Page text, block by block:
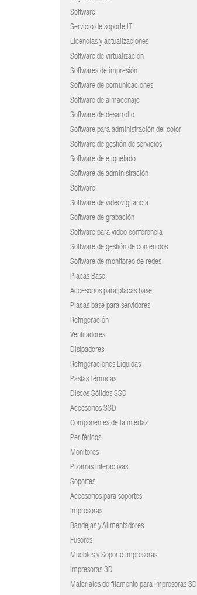
Software
Servicio de soporte IT
Licencias y actualizaciones
Software de virtualizacion
Softwares de impresión
Software de comunicaciones
Software de almacenaje
Software de desarrollo
Software para administración del color
Software de gestión de servicios
Software de etiquetado
Software de administración
Software
Software de videovigilancia
Software de grabación
Software para video conferencia
Software de gestión de contenidos
Software de monitoreo de redes
Placas Base
Accesorios para placas base
Placas base para servidores
Refrigeración
Ventiladores
Disipadores
Refrigeraciones Líquidas
Pastas Térmicas
Discos Sólidos SSD
Accesorios SSD
Componentes de la interfaz
Periféricos
Monitores
Pizarras Interactivas
Soportes
Accesorios para soportes
Impresoras
Bandejas y Alimentadores
Fusores
Muebles y Soporte impresoras
Impresoras 3D
Materiales de filamento para impresoras 3D